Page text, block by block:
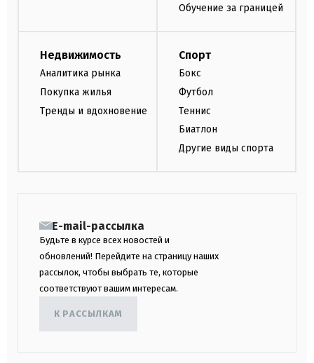
Обучение за границей
Недвижимость
Аналитика рынка
Покупка жилья
Тренды и вдохновение
Спорт
Бокс
Футбол
Теннис
Биатлон
Другие виды спорта
E-mail-рассылка
Будьте в курсе всех новостей и
обновлений! Перейдите на страницу наших
рассылок, чтобы выбрать те, которые
соответствуют вашим интересам.
К РАССЫЛКАМ